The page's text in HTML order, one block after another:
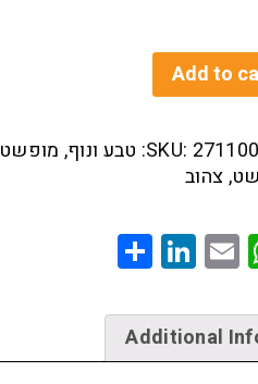
Add to
SKU: טבע ונוף, מופשט
,צהוב
WhatsApp
Email
LinkedIn
Additional